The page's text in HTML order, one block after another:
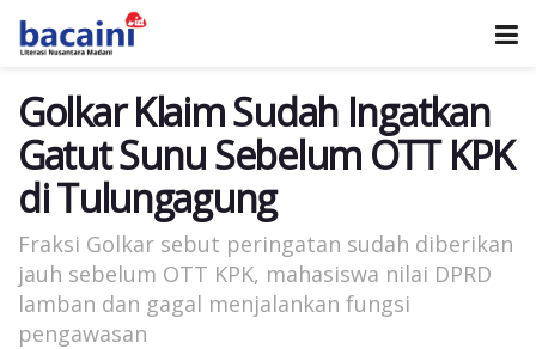
Golkar Klaim Sudah Ingatkan
Gatut Sunu Sebelum OTT KPK
di Tulungagung
Fraksi Golkar sebut peringatan sudah diberikan
jauh sebelum OTT KPK, mahasiswa nilai DPRD
lamban dan gagal menjalankan fungsi
pengawasan